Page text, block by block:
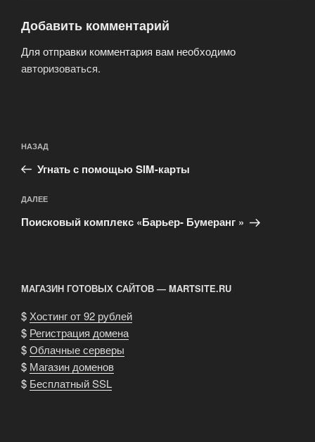
Добавить комментарий
Для отправки комментария вам необходимо
авторизоваться.
по
записям
Предыдущая
запись:
НАЗАД
Угнать с помощью SIM-карты
Следующая
запись
ДАЛЕЕ
Поисковый комплекс «Барьер- Бумеранг »
МАГАЗИН ГОТОВЫХ САЙТОВ — MARTSITE.RU
$ Хостинг от 92 рублей
$ Регистрация домена
$Облачные серверы
$ Магазин доменов
$ Бесплатный SSL